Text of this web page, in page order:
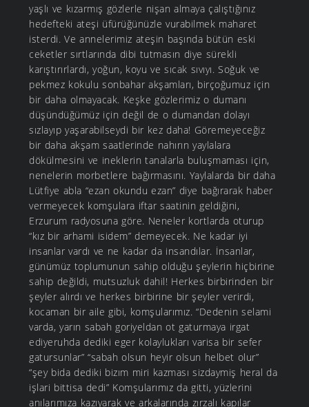
yaşlı ve kızarmış gözlerle nişan almaya çalıştığınız
hedefteki ateşi üfürüğünüzle vurabilmek maharet
isterdi. Ve annelerimiz ateşin başında bütün eski
ceketler sırtlarında dibi tutmasın diye sürekli
karıştırırlardı, yoğun, koyu ve sıcak sıvıyı. Soğuk ve
pekmez kokulu sonbahar akşamları, birçoğumuz için
bir daha olmayacak. Keşke gözlerimiz o dumanı
düşündüğümüz için değil de o dumandan dolayı
sızlayıp yaşarabilseydi bir kez daha! Göremeyeceğiz
bir daha akşam saatlerinde nahırın yaylalara
dökülmesini ve ineklerin tanalarla buluşmaması için,
nenelerin morbetlere bağırmasını. Yaylalarda bir daha
Lütfiye abla “ezan okundu ezan” diye bağırarak haber
vermeyecek komşulara iftar saatinin geldiğini,
Erzurum radyosuna göre. Neneler kortlarda oturup
“kız bir arhami isidem” demeyecek. Ne kadar iyi
insanlar vardı ve ne kadar da insandılar. İnsanlar,
günümüz toplumunun sahip olduğu şeylerin hiçbirine
sahip değildi, mutsuzluk dahil! Herkes birbirinden bir
şeyler alırdı ve herkes birbirine bir şeyler verirdi,
kocaman bir aile gibi, komşularımız. “Dedenin selami
varda, yarın sabah goriyeldan ot gaturmaya irgat
ediyeruhda dediki eger kolaylukları varisa bir sefer
gatursunlar” “sabah olsun heyir olsun helbet olur”
“şey bida dediki bizım miri kazması sizdaymiş heral da
işlari bittisa dedi” Komşularımız da gitti, yüzlerini
anılarımıza kazıyarak ve arkalarında zırzalı kapılar